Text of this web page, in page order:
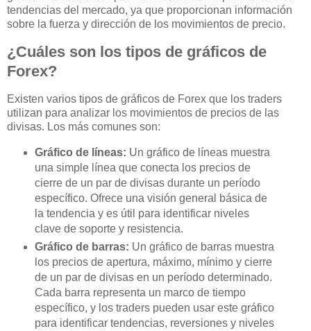
tendencias del mercado, ya que proporcionan información
sobre la fuerza y dirección de los movimientos de precio.
¿Cuáles son los tipos de gráficos de
Forex?
Existen varios tipos de gráficos de Forex que los traders
utilizan para analizar los movimientos de precios de las
divisas. Los más comunes son:
Gráfico de líneas: Un gráfico de líneas muestra
una simple línea que conecta los precios de
cierre de un par de divisas durante un período
específico. Ofrece una visión general básica de
la tendencia y es útil para identificar niveles
clave de soporte y resistencia.
Gráfico de barras: Un gráfico de barras muestra
los precios de apertura, máximo, mínimo y cierre
de un par de divisas en un período determinado.
Cada barra representa un marco de tiempo
específico, y los traders pueden usar este gráfico
para identificar tendencias, reversiones y niveles